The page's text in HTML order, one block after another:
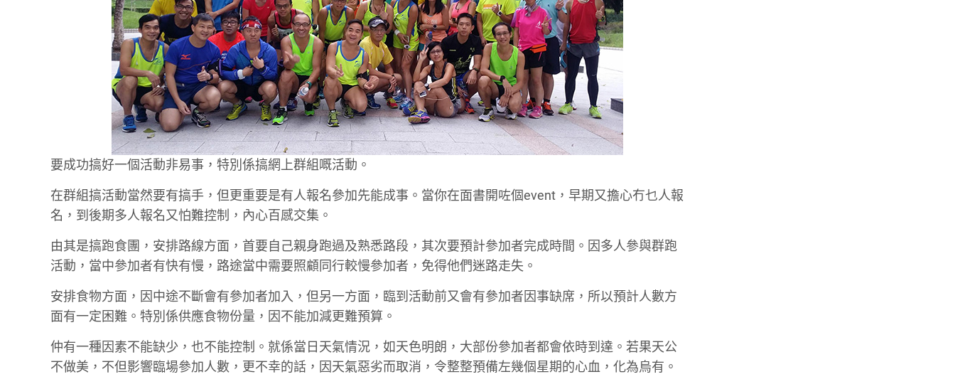
要成功搞好一個活動非易事，特別係搞網上群組嘅活動。
在群組搞活動當然要有搞手，但更重要是有人報名參加先能成事。當你在面書開咗個event，早期又擔心冇乜人報
名，到後期多人報名又怕難控制，內心百感交集。
由其是搞跑食團，安排路線方面，首要自己親身跑過及熟悉路段，其次要預計參加者完成時間。因多人參與群跑
活動，當中參加者有快有慢，路途當中需要照顧同行較慢參加者，免得他們迷路走失。
安排食物方面，因中途不斷會有參加者加入，但另一方面，臨到活動前又會有參加者因事缺席，所以預計人數方
面有一定困難。特別係供應食物份量，因不能加減更難預算。
仲有一種因素不能缺少，也不能控制。就係當日天氣情況，如天色明朗，大部份參加者都會依時到達。若果天公
不做美，不但影響臨場參加人數，更不幸的話，因天氣惡劣而取消，令整整預備左幾個星期的心血，化為烏有。